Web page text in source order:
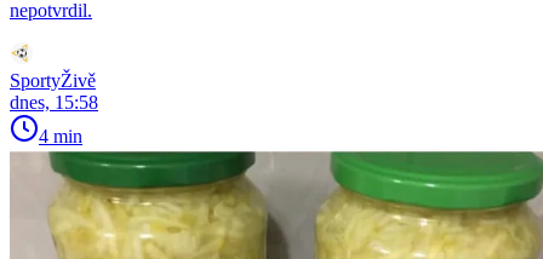
nepotvrdil.
SportyŽivě
dnes, 15:58
4 min